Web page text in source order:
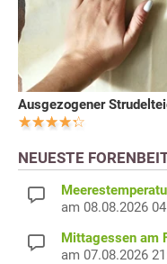
Ausgezogener
NEUESTE
am 08.08.2026
Mittagessen am
am 07.08.2026